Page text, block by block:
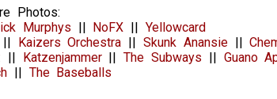
Photos:
Murphys || NoFX ||Yellowcard
|| Kaizers Orchestra ||Skunk Anansie||
|| Katzenjammer||The Subways || Guano
|| The Baseballs